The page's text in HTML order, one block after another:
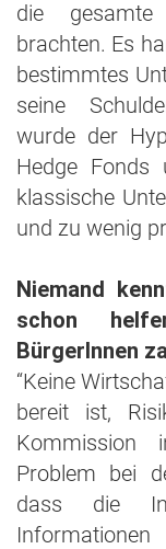
die
brachten. Es
bestimmtes
seine
wurde der
Hedge Fonds
klassische
und zu wenig
Niemand
schon
BürgerInnen
“Keine
bereit ist,
Problem bei
dass die